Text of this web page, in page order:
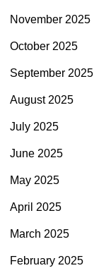
November 2025
October 2025
September 2025
August 2025
July 2025
June 2025
May 2025
April 2025
March 2025
February 2025